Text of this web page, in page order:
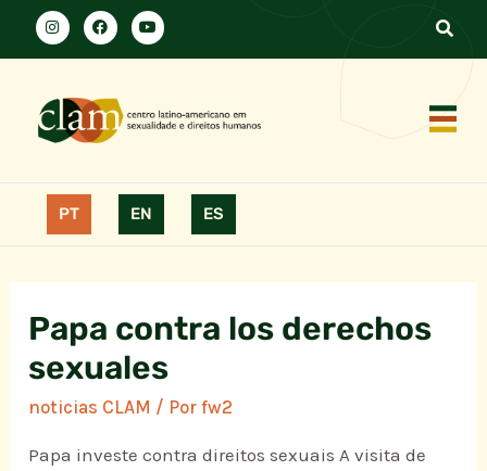
PT EN ES
Papa contra los derechos
sexuales
noticias CLAM / Porfw2
Papa investe contra direitos sexuais A visita de